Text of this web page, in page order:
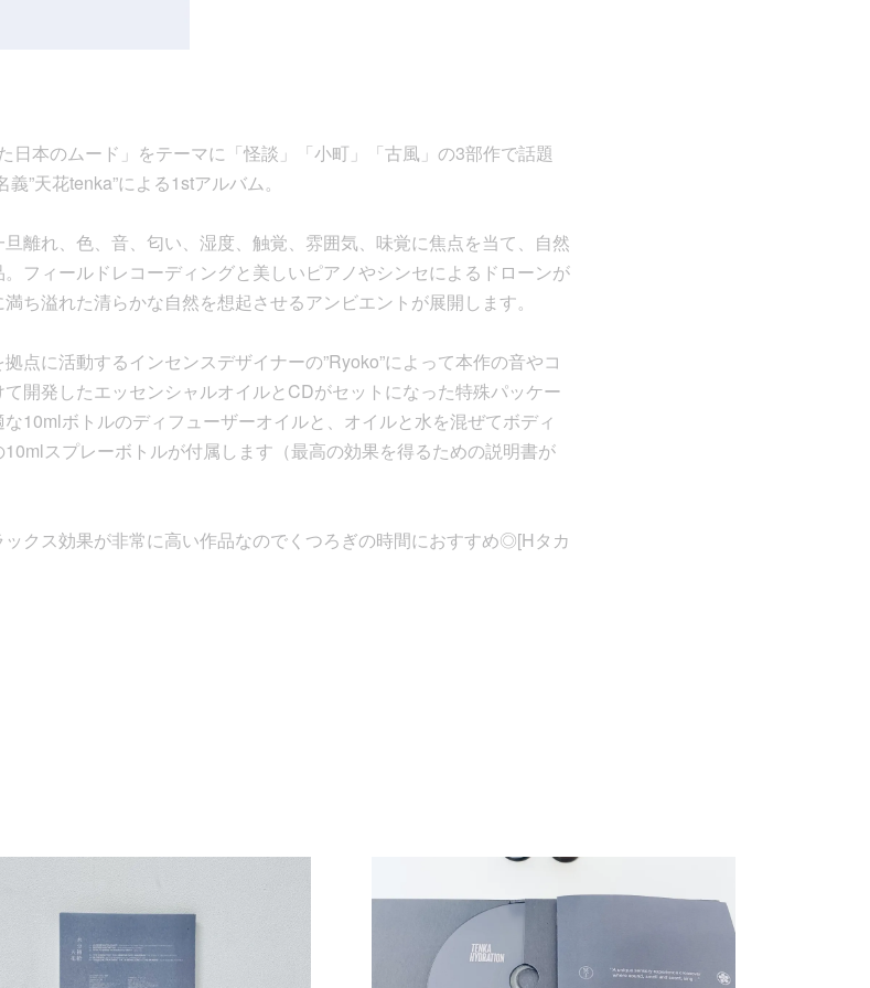
日本のムード」をテーマに「怪談」「小町」「古風」の3部作で話題
”天花tenka”による1stアルバム。
離れ、色、音、匂い、湿度、触覚、雰囲気、味覚に焦点を当て、自然
フィールドレコーディングと美しいピアノやシンセによるドローンが
ち溢れた清らかな自然を想起させるアンビエントが展開します。
点に活動するインセンスデザイナーの”Ryoko”によって本作の音やコ
開発したエッセンシャルオイルとCDがセットになった特殊パッケー
10mlボトルのディフューザーオイルと、オイルと水を混ぜてボディ
スプレーボトルが付属します（最高の効果を得るための説明書が
クス効果が非常に高い作品なのでくつろぎの時間におすすめ◎[Hタカ